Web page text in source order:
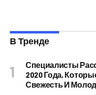
В Тренде
Специалисты
2020 Года,
Свежесть И